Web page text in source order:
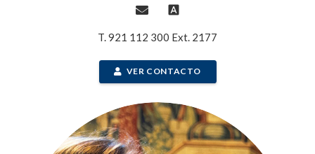
font_download
T. 921 112 300 Ext. 2177
VER CONTACTO